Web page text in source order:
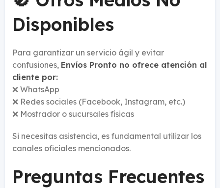
Disponibles
Para garantizar un servicio ágil y evitar
confusiones, Envíos Pronto no ofrece atención al
cliente por:
❌ WhatsApp
❌ Redes sociales (Facebook, Instagram, etc.)
❌ Mostrador o sucursales físicas
Si necesitas asistencia, es fundamental utilizar los
canales oficiales mencionados.
Preguntas Frecuentes